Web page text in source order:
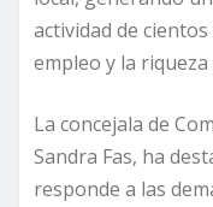
actividad de
empleo y la
La concejala de
Sandra Fas, ha
responde a las